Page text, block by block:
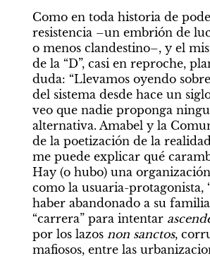
Como en toda historia de
resistencia –un embrión de
o menos clandestino–, y el
de la “D”, casi en reproche,
duda: “Llevamos oyendo
del sistema desde hace un
veo que nadie proponga
alternativa. Amabel y la
de la poetización de la
me puede explicar qué
Hay (o hubo) una
como la usuaria-protagonista,
haber abandonado a su
“carrera” para intentar
por los lazos non sanctos,
mafiosos, entre las